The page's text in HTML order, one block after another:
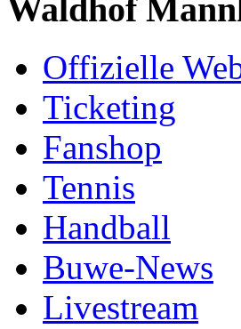
Waldhof
Offizielle
Ticketing
Fanshop
Tennis
Handball
Buwe-News
Livestream